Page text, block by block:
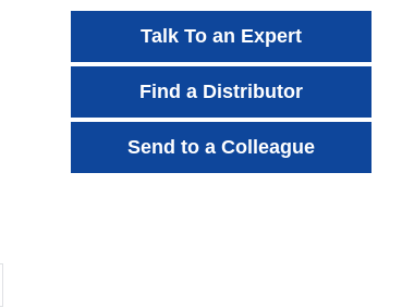
Talk To an Expert
Find a Distributor
Send to a Colleague